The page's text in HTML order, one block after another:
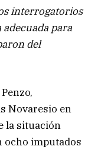
interrogatorios
para
del
Novaresio en
la situación
ocho imputados